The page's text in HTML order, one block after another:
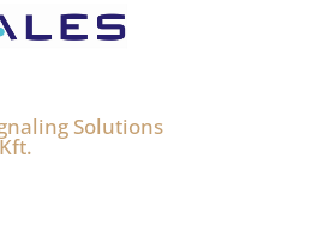
Solutions
Kft.